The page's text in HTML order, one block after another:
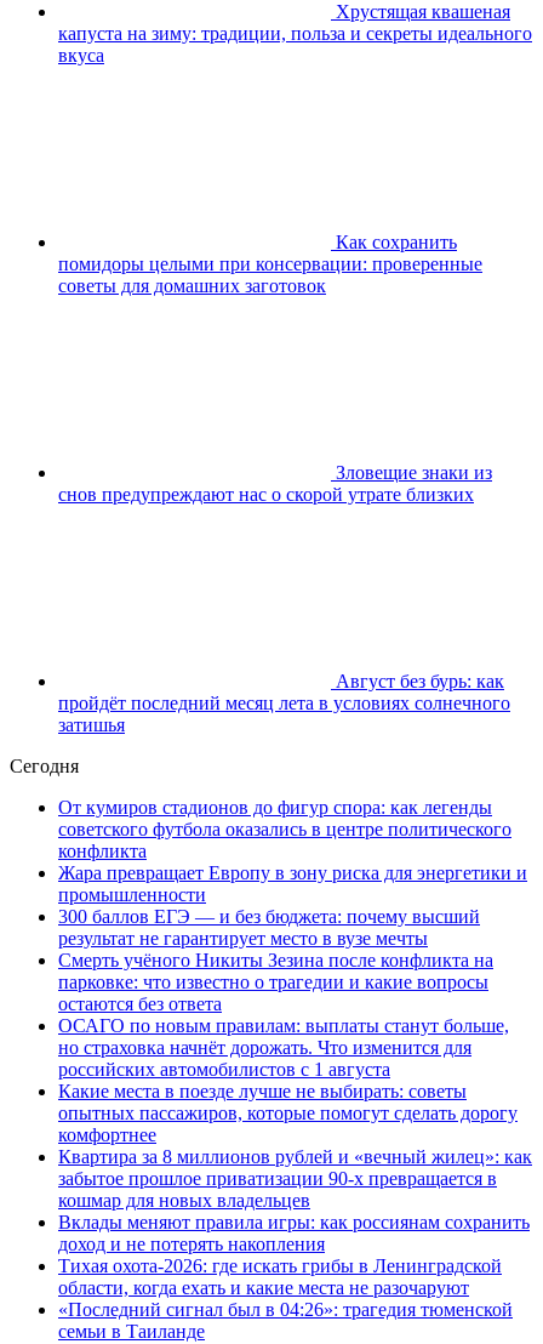
Хрустящая квашеная
капуста на зиму: традиции, польза и секреты идеального
вкуса
Как сохранить
помидоры целыми при консервации: проверенные
советы для домашних заготовок
Зловещие знаки из
снов предупреждают нас о скорой утрате близких
Август без бурь: как
пройдёт последний месяц лета в условиях солнечного
затишья
Сегодня
От кумиров стадионов до фигур спора: как легенды
советского футбола оказались в центре политического
конфликта
Жара превращает Европу в зону риска для энергетики и
промышленности
300 баллов ЕГЭ — и без бюджета: почему высший
результат не гарантирует место в вузе мечты
Смерть учёного Никиты Зезина после конфликта на
парковке: что известно о трагедии и какие вопросы
остаются без ответа
ОСАГО по новым правилам: выплаты станут больше,
но страховка начнёт дорожать. Что изменится для
российских автомобилистов с 1 августа
Какие места в поезде лучше не выбирать: советы
опытных пассажиров, которые помогут сделать дорогу
комфортнее
Квартира за 8 миллионов рублей и «вечный жилец»: как
забытое прошлое приватизации 90-х превращается в
кошмар для новых владельцев
Вклады меняют правила игры: как россиянам сохранить
доход и не потерять накопления
Тихая охота-2026: где искать грибы в Ленинградской
области, когда ехать и какие места не разочаруют
«Последний сигнал был в 04:26»: трагедия тюменской
семьи в Таиланде